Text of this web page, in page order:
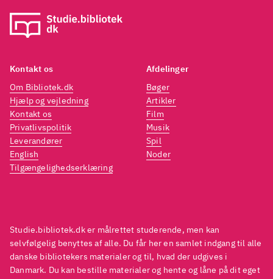
Studie.bibliotek.dk er målrettet studerende, men kan
selvfølgelig benyttes af alle. Du får her en samlet indgang til alle
danske bibliotekers materialer og til, hvad der udgives i
Danmark. Du kan bestille materialer og hente og låne på dit eget
Kontakt os
Om Bibliotek.dk
Hjælp og vejledning
Kontakt os
Privatlivspolitik
Leverandører
English
Tilgængelighedserklæring
Afdelinger
Bøger
Artikler
Film
Musik
Spil
Noder